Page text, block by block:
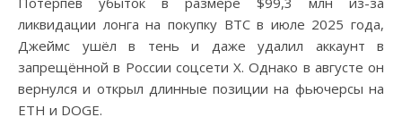
ликвидации лонга на покупку BTC в июле 2025 года,
Джеймс ушёл в тень и даже удалил аккаунт в
запрещённой в России соцсети X. Однако в августе он
вернулся и открыл длинные позиции на фьючерсы на
ETH и DOGE.